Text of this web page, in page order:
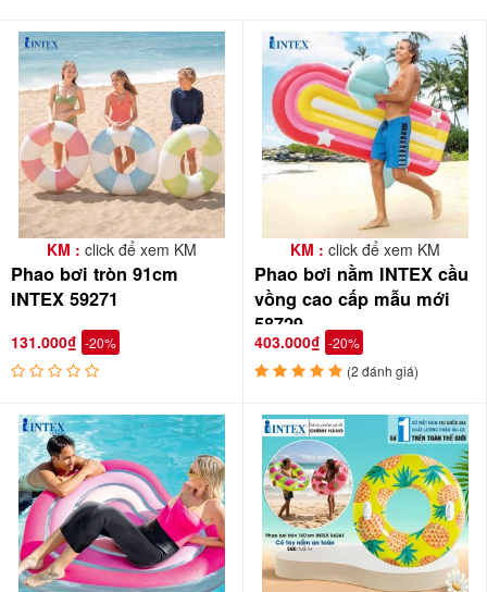
KM : click để xem KM
Phao bơi tròn 91cm
INTEX 59271
131.000₫ -20%
KM : click để xem KM
Phao bơi nằm INTEX cầu
vồng cao cấp mẫu mới
58729
403.000₫ -20%
(2 đánh giá)